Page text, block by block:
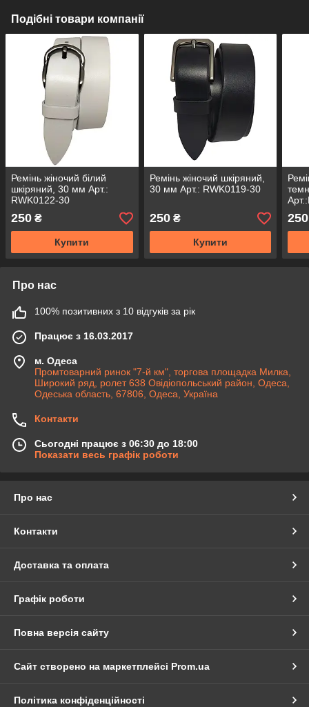
Подібні товари компанії
Ремінь жіночий білий
шкіряний, 30 мм Арт.:
RWK0122-30
250 ₴
Купити
Ремінь жіночий шкіряний,
30 мм Арт.: RWK0119-30
250₴
Купити
250
Про нас
100% позитивних з 10 відгуків за рік
Працює з 16.03.2017
м. Одеса
Промтоварний ринок "7-й км", торгова площадка Милка,
Широкий ряд, ролет 638 Овідіопольський район, Одеса,
Одеська область, 67806, Одеса, Україна
Контакти
Сьогодні працює з 06:30 до 18:00
Показати весь графік роботи
Про нас
Контакти
Доставка та оплата
Графік роботи
Повна версія сайту
Сайт створено на маркетплейсі Prom.ua
Політика конфіденційності